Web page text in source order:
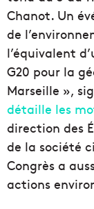
Chanot. Un
de
l’équivalent
G20 pour la
Marseille »,
détaille les
direction des
de la société
Congrès a
actions